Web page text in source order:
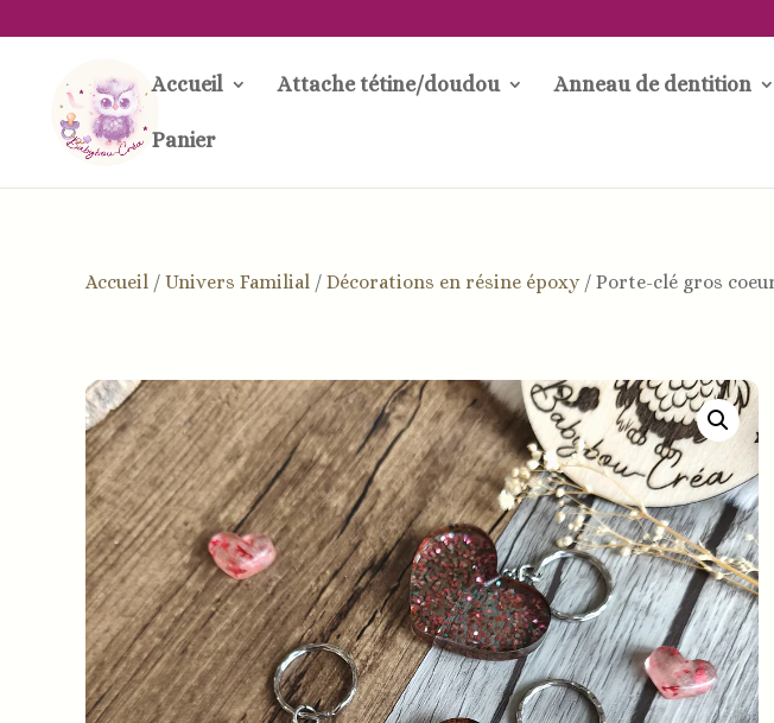
Accueil Attache tétine/doudou Anneau de dentition
Panier
Accueil / Univers Familial / Décorations en résine époxy/ Porte-clé gros